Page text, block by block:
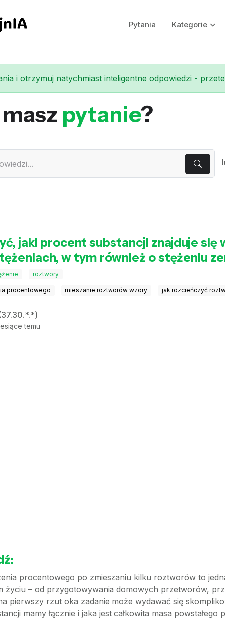
Pytania Kategorie
i otrzymuj natychmiast inteligentne odpowiedzi -
pytanie?
jaki procent substancji znajduje się
w tym również o stężeniu
roztwory
procentowego mieszanie roztworów wzory jak rozcieńczyć
temu
procentowego po zmieszaniu kilku roztworów to
życiu – od przygotowywania domowych przetworów,
pierwszy rzut oka zadanie może wydawać się
mamy łącznie i jaka jest całkowita masa powstałego